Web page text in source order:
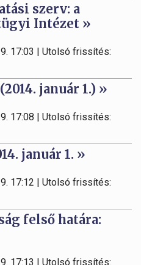
szerv: a
Intézet »
17:03 | Utolsó frissítés:
január 1.) »
17:08 | Utolsó frissítés:
január 1. »
17:12 | Utolsó frissítés:
felső határa:
17:13 | Utolsó frissítés: